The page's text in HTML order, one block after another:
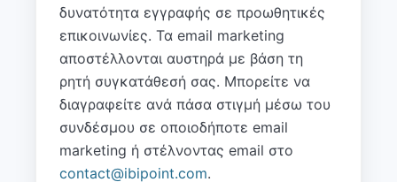
δυνατότητα εγγραφής σε προωθητικές
επικοινωνίες. Τα email marketing
αποστέλλονται αυστηρά με βάση τη
ρητή συγκατάθεσή σας. Μπορείτε να
διαγραφείτε ανά πάσα στιγμή μέσω του
συνδέσμου σε οποιοδήποτε email
marketing ή στέλνοντας email στο
contact@ibipoint.com.